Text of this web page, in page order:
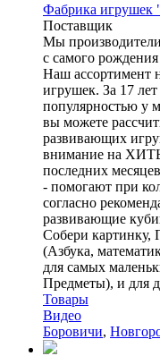
Фабрика
Поставщик
Мы
с самого
Наш ассортимент
игрушек. За 17
популярностью у
вы можете
развивающих
внимание на
последних
- помогают при
согласно
развивающие
Собери картинку,
(Азбука,
для самых
Предметы), и для
Товары
Видео
Боровичи,